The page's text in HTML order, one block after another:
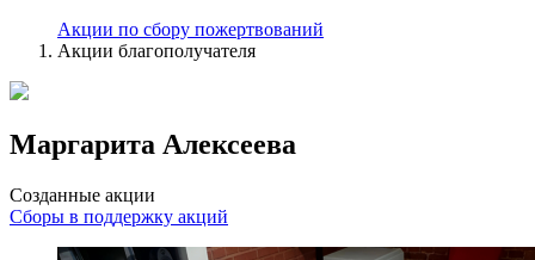
Акции по сбору пожертвований
Акции благополучателя
Маргарита Алексеева
Созданные акции
Сборы в поддержку акций